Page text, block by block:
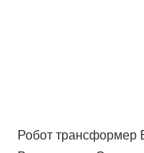
Робот трансформер